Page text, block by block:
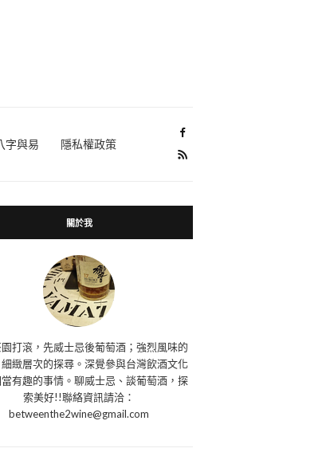
字與易
隱私權政策
關於我
園打滾，先威士忌後葡萄酒；強烈風味的
緻層次的探尋。深覺參與台灣飲酒文化
有趣的事情。聊威士忌、談葡萄酒，探
索美好!!聯絡資訊請洽：
betweenthe2wine@gmail.com